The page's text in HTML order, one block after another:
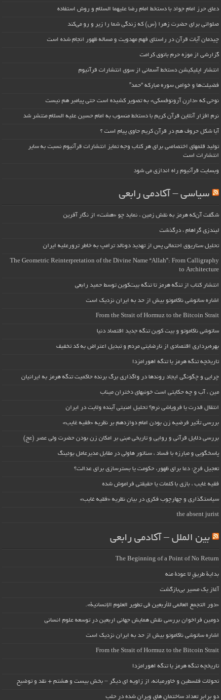
دعای حرز امام جواد با دستخط امام رضا علیهما السلام و روش استفاده
صلواتی برای حضرت زهرا (س) که زندگی شما را زیر و رو می‌کند
چیدمان آیات قرآن در راستای فهم مهدویت و مساله ظهور انجام شده است
گزارشی از موزه حرم بانوی کرامت
انتشار اپلیکیشن دستخط آسمانی از سوی انتشارات قرآنیوم
فضیلت‌ها و خواص سوره مبارکه “حمد”
نوحی که «دارِن آرونوفسکی» به تصویر کشیده است حتی پیامبر هم نیست
نرم افزار آنلاین قرآن کریم با دستخط منسوب به امام حسین علیه السلام منتشر شد
آیا شکل حروف هم در قرآن کریم حاوی پیام است ؟
تولید قلمهای اختصاصی برای هر کتاب وجه تمایز انتشارات قرآنیوم نسبت به سایر
انتشارات است
وبسایت قرآنیوم راه اندازی می شود
سیاسی – آکادمی رابعی
شگفت آن‌که هرمز به نقش زمین ، نماید چو «هشت» از نگار آفرین
لیندزی گراهام ، درگذشت
تحلیل سناریوی احتمالی پس از تهدید دونالد ترامپ به خاطر ترورعلیه ایران
The Geometric Reinterpretation of the Divine Name “Allah”: From Calligraphy
to Architecture
انتشار کتاب از تنگه هرمز تا تنگه بیت‌کوین توسط حمید رابعی
اشاره ساتوشی ناکاموتو بیش از حد به ایران نزدیک است
From the Strait of Hormuz to the Bitcoin Strait
ساتوشی ناکاموتو و بیت کوین تنگه جدید اقتصاد دنیا
بهره‌برداری اقتصادی از نارضایتی مردم و تبدیل اعتراض به کد تخفیف
تاریخچه تنگه هرمز یا تنگه اهورامزدا
چرایی و چگونگی ایجاد روندها در واگذاری برگ برنده حاکمیت تنگه هرمز به ایرانیان
مین ، آب و چه حکایتی است خونبهای دختران میناب
انتقال قدرت یا فروپاشی نرم؟ تحلیل امنیتی آینده ولایت در ایران
بررسی تأثیر فرضیه زن بودن امام دوازدهم بر نظریه «فقیه غایب»
بررسی دلایل قرآنی و روایی و تاریخی مبنی بر امکان زن بودن حضرت ولی عصر (عج)
پاسخگویی و مبارزه با فساد ، سناتور هاولی در مقابل مدیرعامل بوئینگ
تعجیل فرج: دعا برای ظهور، حکومت یا بسترسازی برای عدالت؟
فقیه غایب ، بازی با کلمات یا حقیقتی فراموش شده
سیاستگذاری و چهارچوب فکری در بیان نظریه «فقیه غایب»
the absent jurist
بین الملل – آکادمی رابعی
The Beginning of a Point of No Return
بداية طريقٍ لا عودة منه
آغاز یک مسیر بی‌بازگشت
«دور التجمع العالمي للأربعين في تطوير العلوم الإنسانية».
دومین فراخوان بررسی نقش همایش جهانی اربعین در توسعه علوم انسانی
اشاره ساتوشی ناکاموتو بیش از حد به ایران نزدیک است
From the Strait of Hormuz to the Bitcoin Strait
تاریخچه تنگه هرمز یا تنگه اهورامزدا
تحولات فلسطین و خاورمیانه، از زاویه ای دیگر – بخش بیست و هشتم + نقد و توضیح
دو برابر تعداد ساختمان های ویران شده در حلب